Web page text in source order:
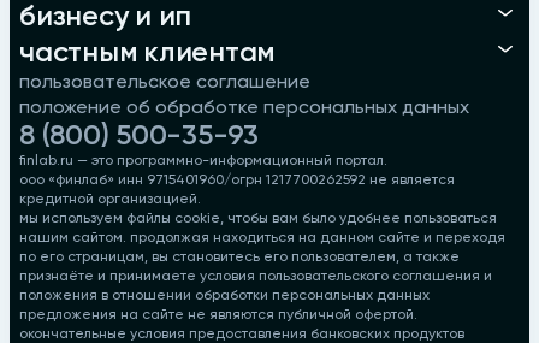
бизнесу и ип
частным клиентам
пользовательское соглашение
положение об обработке персональных данных
8 (800) 500-35-93
finlab.ru — это программно-информационный портал.
ооо «финлаб» инн 9715401960/огрн 1217700262592 не является
кредитной организацией.
мы используем файлы cookie, чтобы вам было удобнее пользоваться
нашим сайтом. продолжая находиться на данном сайте и переходя
по его страницам, вы становитесь его пользователем, а также
признаёте и принимаете условия пользовательского соглашения и
положения в отношении обработки персональных данных
предложения на сайте не являются публичной офертой.
окончательные условия предоставления банковских продуктов